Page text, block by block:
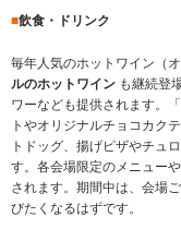
■飲食・ドリンク
毎年人気のホットワイン（
ルのホットワイン も継続登
ワーなども提供されます。
トやオリジナルチョコカク
トドッグ、揚げピザやチュ
す。各会場限定のメニュー
されます。期間中は、会場
びたくなるはずです。